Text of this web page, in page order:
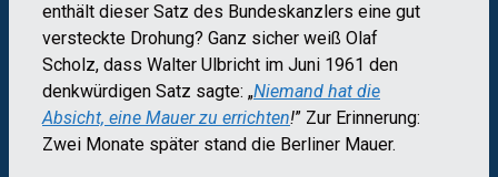
enthält dieser Satz des Bundeskanzlers eine gut
versteckte Drohung? Ganz sicher weiß Olaf
Scholz, dass Walter Ulbricht im Juni 1961 den
denkwürdigen Satz sagte: „Niemand hat die
Absicht, eine Mauer zu errichten!” Zur Erinnerung:
Zwei Monate später stand die Berliner Mauer.